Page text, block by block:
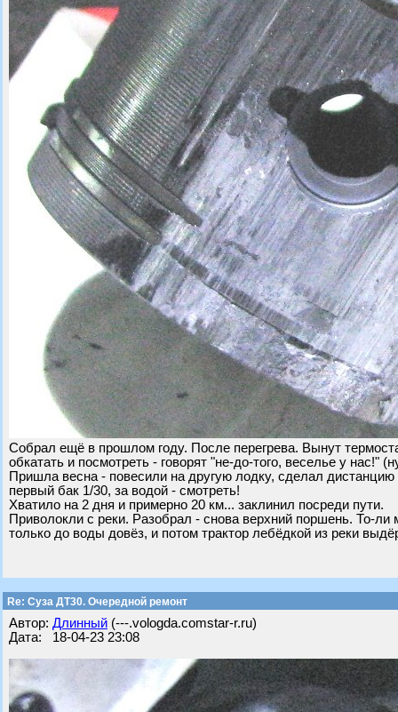
Собрал ещё в прошлом году. После перегрева. Вынут
обкатать и посмотреть - говорят "не-до-того, веселье у нас!"
Пришла весна - повесили на другую лодку, сделал
первый бак 1/30, за водой - смотреть!
Хватило на 2 дня и примерно 20 км... заклинил посреди пути.
Приволокли с реки. Разобрал - снова верхний поршень. То-ли
только до воды довёз, и потом трактор лебёдкой из реки
Re: Суза ДТ30. Очередной ремонт
Автор: Длинный (---.vologda.comstar-r.ru)
Дата: 18-04-23 23:08